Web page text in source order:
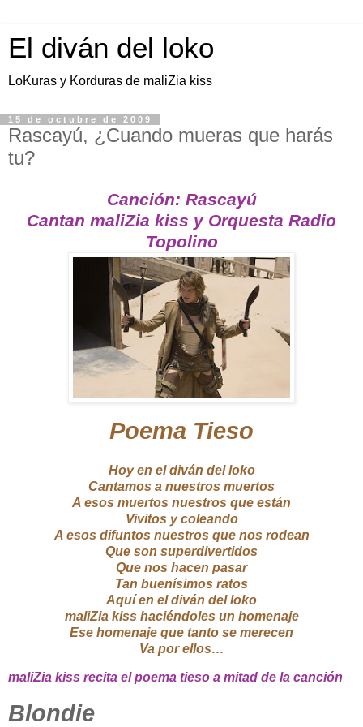
El diván del loko
LoKuras y Korduras de maliZia kiss
15 de octubre de 2009
Rascayú, ¿Cuando mueras que harás
tu?
Canción: Rascayú
Cantan maliZia kiss y Orquesta Radio
Topolino
Poema Tieso
Hoy en el diván del loko
Cantamos a nuestros muertos
A esos muertos nuestros que están
Vivitos y coleando
A esos difuntos nuestros que nos rodean
Que son superdivertidos
Que nos hacen pasar
Tan buenísimos ratos
Aquí en el diván del loko
maliZia kiss haciéndoles un homenaje
Ese homenaje que tanto se merecen
Va por ellos…
maliZia kiss recita el poema tieso a mitad de la canción
Blondie